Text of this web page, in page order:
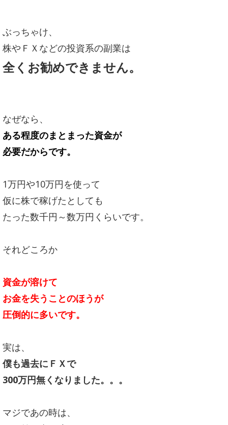
ぶっちゃけ、
株やＦＸなどの投資系の副業は
全くお勧めできません。
なぜなら、
ある程度のまとまった資金が
必要だからです。
1万円や10万円を使って
仮に株で稼げたとしても
たった数千円～数万円くらいです。
それどころか
資金が溶けて
お金を失うことのほうが
圧倒的に多いです。
実は、
僕も過去にＦＸで
300万円無くなりました。。。
マジであの時は、